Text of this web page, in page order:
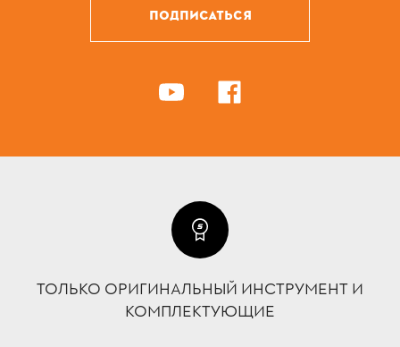
ПОДПИСАТЬСЯ
ТОЛЬКО ОРИГИНАЛЬНЫЙ ИНСТРУМЕНТ И
КОМПЛЕКТУЮЩИЕ